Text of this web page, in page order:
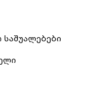
საშუალებები